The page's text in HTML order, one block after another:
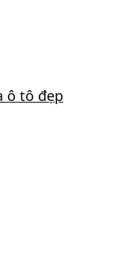
ô tô đẹp